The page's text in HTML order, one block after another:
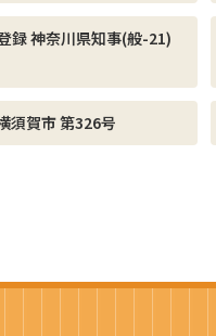
録 神奈川県知事(般-21)
須賀市 第326号